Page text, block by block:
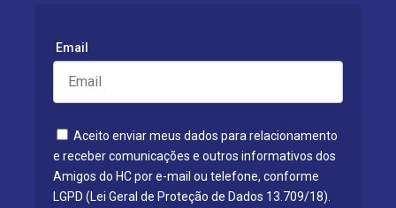
Email
Aceito enviar meus dados para relacionamento
e receber comunicações e outros informativos dos
Amigos do HC por e-mail ou telefone, conforme
LGPD (Lei Geral de Proteção de Dados 13.709/18).